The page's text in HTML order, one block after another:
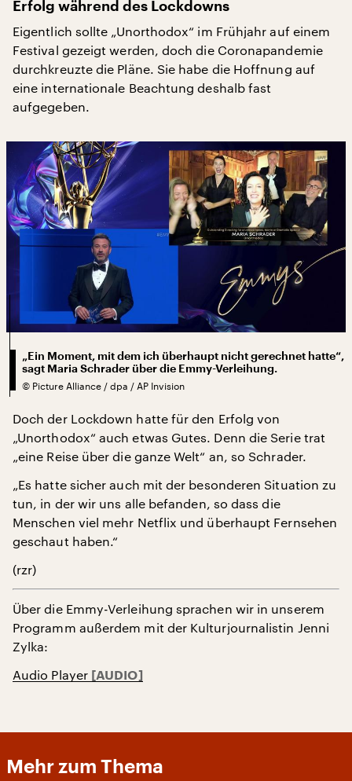
Erfolg während des Lockdowns
Eigentlich sollte „Unorthodox“ im Frühjahr auf einem
Festival gezeigt werden, doch die Coronapandemie
durchkreuzte die Pläne. Sie habe die Hoffnung auf
eine internationale Beachtung deshalb fast
aufgegeben.
„Ein Moment, mit dem ich überhaupt nicht gerechnet hatte“,
sagt Maria Schrader über die Emmy-Verleihung.
© Picture Alliance / dpa / AP Invision
Doch der Lockdown hatte für den Erfolg von
„Unorthodox“ auch etwas Gutes. Denn die Serie trat
„eine Reise über die ganze Welt“ an, so Schrader.
„Es hatte sicher auch mit der besonderen Situation zu
tun, in der wir uns alle befanden, so dass die
Menschen viel mehr Netflix und überhaupt Fernsehen
geschaut haben.“
(rzr)
Über die Emmy-Verleihung sprachen wir in unserem
Programm außerdem mit der Kulturjournalistin Jenni
Zylka:
Audio Player
Mehr zum Thema